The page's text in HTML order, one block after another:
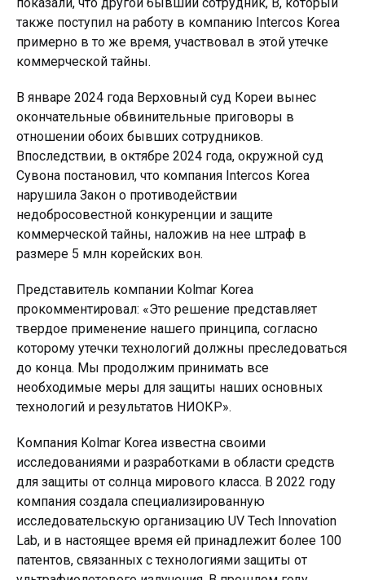
также поступил на работу в компанию Intercos Korea
примерно в то же время, участвовал в этой утечке
коммерческой тайны.
В январе 2024 года Верховный суд Кореи вынес
окончательные обвинительные приговоры в
отношении обоих бывших сотрудников.
Впоследствии, в октябре 2024 года, окружной суд
Сувона постановил, что компания Intercos Korea
нарушила Закон о противодействии
недобросовестной конкуренции и защите
коммерческой тайны, наложив на нее штраф в
размере 5 млн корейских вон.
Представитель компании Kolmar Korea
прокомментировал: «Это решение представляет
твердое применение нашего принципа, согласно
которому утечки технологий должны преследоваться
до конца. Мы продолжим принимать все
необходимые меры для защиты наших основных
технологий и результатов НИОКР».
Компания Kolmar Korea известна своими
исследованиями и разработками в области средств
для защиты от солнца мирового класса. В 2022 году
компания создала специализированную
исследовательскую организацию UV Tech Innovation
Lab, и в настоящее время ей принадлежит более 100
патентов, связанных с технологиями защиты от